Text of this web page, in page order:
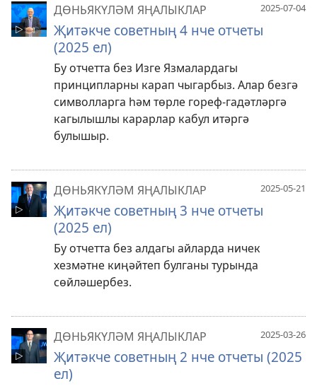
2025-07-04
ДӨНЬЯКҮЛӘМ ЯҢАЛЫКЛАР
Җитәкче советның 4 нче отчеты
(2025 ел)
Бу отчетта без Изге Язмалардагы
принципларны карап чыгарбыз. Алар безгә
символларга һәм төрле гореф-гадәтләргә
кагылышлы карарлар кабул итәргә
булышыр.
2025-05-21
ДӨНЬЯКҮЛӘМ ЯҢАЛЫКЛАР
Җитәкче советның 3 нче отчеты
(2025 ел)
Бу отчетта без алдагы айларда ничек
хезмәтне киңәйтеп булганы турында
сөйләшербез.
2025-03-26
ДӨНЬЯКҮЛӘМ ЯҢАЛЫКЛАР
Җитәкче советның 2 нче отчеты (2025
ел)